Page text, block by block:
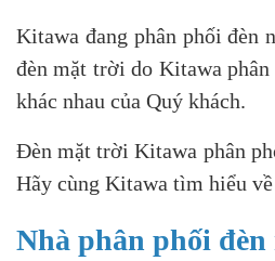
Kitawa đang phân phối đèn
đèn mặt trời do Kitawa
khác nhau của Quý khách.
Đèn mặt trời Kitawa phân
Hãy cùng Kitawa tìm hiểu
Nhà phân phối